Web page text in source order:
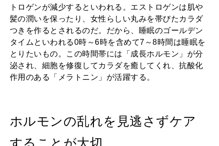
トロゲンが減少するといわれる。エストロゲンは肌や
髪の潤いを保ったり、女性らしい丸みを帯びたカラダ
つきを作るとされるのだ。だから、睡眠のゴールデン
タイムといわれる0時～6時を含めて7～8時間は睡眠を
とりたいもの。この時間帯には「成長ホルモン」が分
泌され、細胞を修復してカラダを癒してくれ、抗酸化
作用のある「メラトニン」が活躍する。
ホルモンの乱れを見逃さずケア
することが大切。